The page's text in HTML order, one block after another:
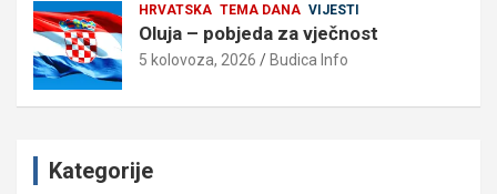
HRVATSKA TEMA DANA VIJESTI
Oluja – pobjeda za vječnost
5 kolovoza, 2026 Budica Info
Kategorije